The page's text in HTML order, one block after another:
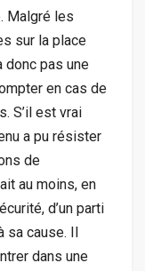
Malgré les
sur la place
donc pas une
en cas de
S’il est vrai
a pu résister
de
au moins, en
d’un parti
cause. Il
dans une